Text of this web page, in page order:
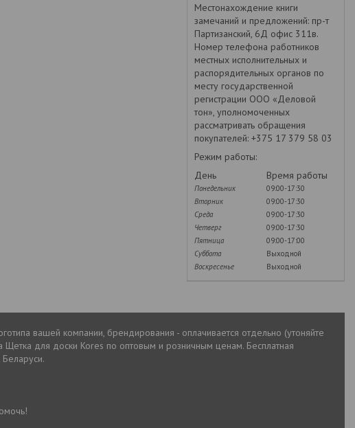
Местонахождение книги
замечаний и предложений: пр-т
Партизанский, 6Д офис 311в.
Номер телефона работников
местных исполнительных и
распорядительных органов по
месту государственной
регистрации ООО «Деловой
тон», уполномоченных
рассматривать обращения
покупателей: +375 17 379 58 03
Режим работы:
День
Время работы
Понедельник
09:00-17:30
Вторник
09:00-17:30
Среда
09:00-17:30
Четверг
09:00-17:30
Пятница
09:00-17:00
Суббота
Выходной
Воскресенье
Выходной
вашей компании, брендирования - оплачивается отдельно (утоняйте
для доски Kores по оптовым и розничным ценам. Бесплатная